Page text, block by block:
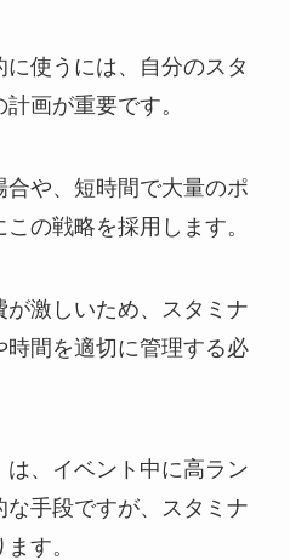
に使うには、自分のスタ
画が重要です。
や、短時間で大量のポ
の戦略を採用します。
激しいため、スタミナ
時間を適切に管理する必
、イベント中に高ラン
手段ですが、スタミナ
す。